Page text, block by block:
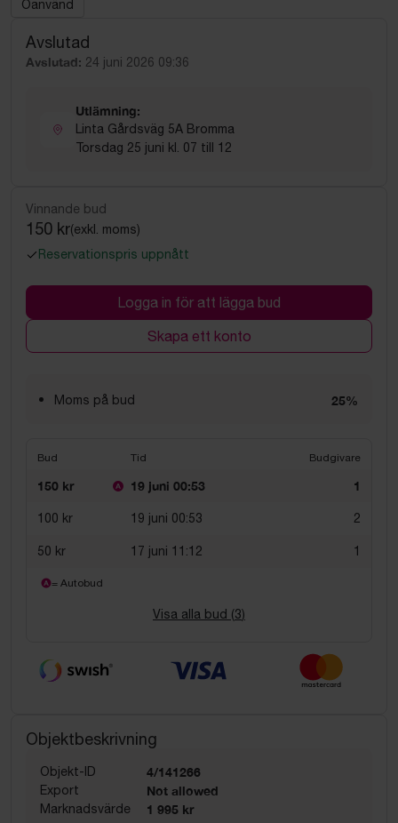
Oanvänd
Avslutad
Avslutad: 24 juni 2026 09:36
Utlämning:
Linta Gårdsväg 5A Bromma
Torsdag 25 juni kl. 07 till 12
Vinnande bud
150 kr(exkl. moms)
Reservationspris uppnått
Logga in för att lägga bud
Skapa ett konto
Moms på bud 25%
Bud Tid Budgivare
150 kr 19 juni 00:53 1
100 kr 19 juni 00:53 2
50 kr 17 juni 11:12 1
= Autobud
Visa alla bud (3)
Objektbeskrivning
Objekt-ID 4/141266
Export Not allowed
Marknadsvärde 1 995 kr